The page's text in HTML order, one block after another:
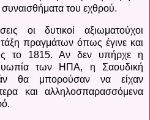
του εχθρού.
οι δυτικοί αξιωματούχοι
πραγμάτων όπως έγινε και
το 1815. Αν δεν υπήρχε η
μυωπία των ΗΠΑ, η Σαουδική
θα μπορούσαν να είχαν
και αλληλοσπαρασσόμενα